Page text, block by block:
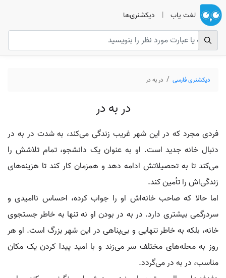
لغت یاب | دیکشنری‌ها
دیکشنری فارسی در به در
در به در
فردی مجرد که در این شهر غریب زندگی می‌کند، به شدت در به در
دنبال خانه جدید است. او به عنوان یک دانشجو، تمام تلاشش را
می‌کند تا به تحصیلاتش ادامه دهد و همزمان کار کند تا هزینه‌های
زندگی‌اش را تأمین کند.
اما حالا که صاحب خانه‌اش او را جواب کرده، احساس ناامیدی و
سردرگمی بیشتری دارد. در به در بودن او نه تنها به خاطر جستجوی
خانه، بلکه به خاطر تنهایی و بی‌پناهی در این شهر بزرگ است. او هر
روز به محله‌های مختلف سر می‌زند و با امید پیدا کردن یک مکان
مناسب، در به در می‌گردد.